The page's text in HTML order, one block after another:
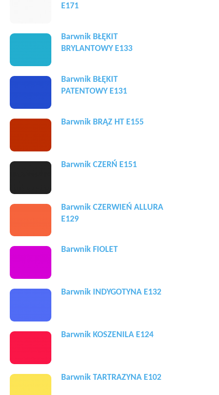
E171
Barwnik BŁĘKIT
BRYLANTOWY E133
Barwnik BŁĘKIT
PATENTOWY E131
Barwnik BRĄZ HT E155
Barwnik CZERŃ E151
Barwnik CZERWIEŃ ALLURA
E129
Barwnik FIOLET
Barwnik INDYGOTYNA E132
Barwnik KOSZENILA E124
Barwnik TARTRAZYNA E102